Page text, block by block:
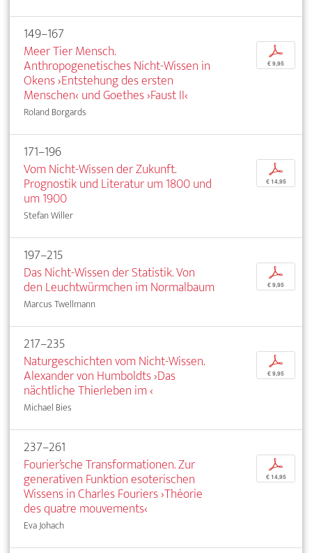
149–167
Meer Tier Mensch.
Anthropogenetisches Nicht-Wissen in
Okens ›Entstehung des ersten
Menschen‹ und Goethes ›Faust II‹
Roland Borgards
p
€ 9,95
171–196
Vom Nicht-Wissen der Zukunft.
Prognostik und Literatur um 1800 und
um 1900
Stefan Willer
p
€ 14,95
197–215
Das Nicht-Wissen der Statistik. Von
den Leuchtwürmchen im Normalbaum
Marcus Twellmann
p
€ 9,95
217–235
Naturgeschichten vom Nicht-Wissen.
Alexander von Humboldts ›Das
nächtliche Thierleben im ‹
Michael Bies
p
€ 9,95
237–261
Fourier’sche Transformationen. Zur
generativen Funktion esoterischen
Wissens in Charles Fouriers ›Théorie
des quatre mouvements‹
Eva Johach
p
€ 14,95